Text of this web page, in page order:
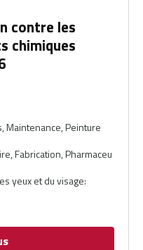
contre les
chimiques
Maintenance, Peinture
Fabrication, Pharmaceu
yeux et du visage: